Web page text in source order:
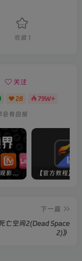
收藏 1
关注
28 79W+
会有回报
火种视界-随身观影神器（完美适配手机端）
下一篇
亡空间2(Dead Space
2)》